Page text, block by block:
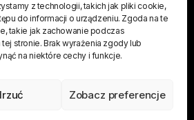
z technologii, takich jak pliki cookie,
do informacji o urządzeniu. Zgoda na te
takie jak zachowanie podczas
stronie. Brak wyrażenia zgody lub
na niektóre cechy i funkcje.
Zobacz preferencje